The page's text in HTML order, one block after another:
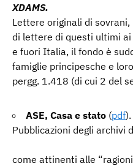
Lettere originali di
di lettere di questi ultimi
e fuori Italia, il fondo è
famiglie principesche e
pergg. 1.418 (di cui 2 del
ASE, Casa e stato (pdf
Pubblicazioni degli
Sono qui
come attinenti alle